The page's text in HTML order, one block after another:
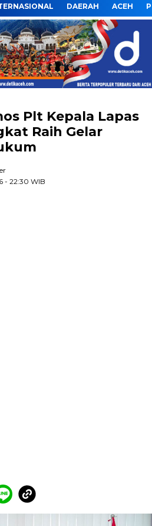
DAERAH ACEH
Plt Kepala Lapas
Raih Gelar
- 22:30 WIB